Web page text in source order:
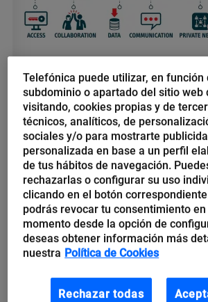
Telefónica Ecuador
Conoce cómo la
mejorar la
en tu empresa
Una intranet fácil de usar es una potente
facilitar una comunicación efectiva y
participación de los colaboradores.
empleados que trabajan fuera...
Telefónica puede utilizar, en función
subdominio o apartado del sitio web
visitando, cookies propias y de
técnicos, analíticos, de
sociales y/o para mostrarte
personalizada en base a un perfil
de tus hábitos de navegación.
rechazarlas o configurar su uso
clicando en el botón
podrás revocar tu consentimiento
momento desde la opción de
deseas obtener información más
nuestra Política de Cookies
Rechazar todas